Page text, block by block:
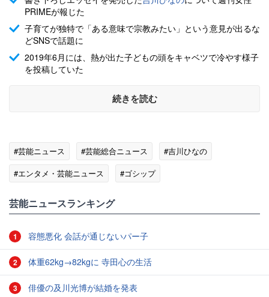
PRIMEが報じた
子育てが独特で「ある意味で宗教みたい」という意見が出るな
どSNSで話題に
2019年6月には、熱が出た子どもの頭をキャベツで冷やす様子
を投稿していた
続きを読む
#芸能ニュース #芸能総合ニュース
#吉川ひなの
#エンタメ・芸能ニュース
#ゴシップ
芸能ニュースランキング
1 容態悪化 会話が通じないパー子
2 体重62kg→82kgに 寺田心の生活
3 俳優の及川光博が結婚を発表